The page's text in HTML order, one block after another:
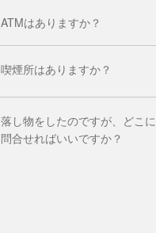
ATMはありますか？
喫煙所はありますか？
落し物をしたのですが、どこに
問合せればいいですか？